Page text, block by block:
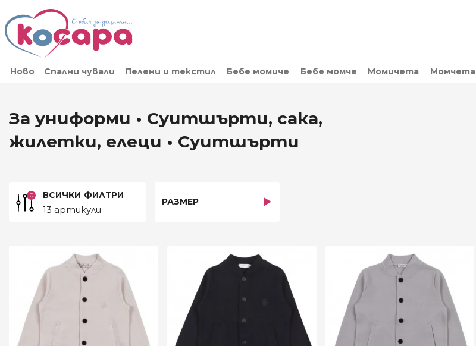
Ново Спални чували Пелени и текстил Бебе момиче Бебе момче Момичета Момчета
За униформи • Суитшърти, сака,
жилетки, елеци • Суитшърти
0 ВСИЧКИ ФИЛТРИ
13 артикули
РАЗМЕР
ВЪЗРАСТ
РАЗМЕР